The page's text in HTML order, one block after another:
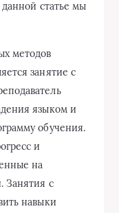
данной статье мы
методов
занятие с
языком и
обучения.
и
на
Занятия с
навыки